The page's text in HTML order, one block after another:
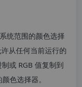
统范围的颜色选择
从任何当前运行的
或 RGB 值复制到
色选择器。